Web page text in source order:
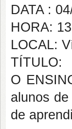
DATA :
HORA:
LOCAL:
TÍTULO:
O
alunos
de